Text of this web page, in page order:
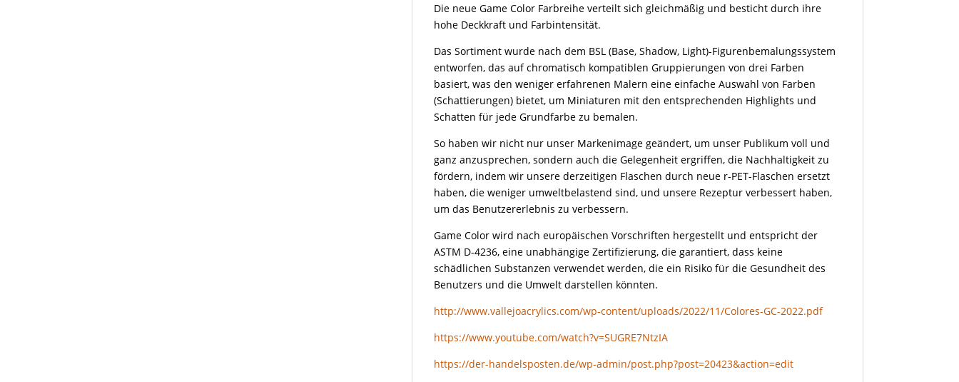
Die neue Game Color Farbreihe verteilt sich gleichmäßig und besticht durch ihre
hohe Deckkraft und Farbintensität.
Das Sortiment wurde nach dem BSL (Base, Shadow, Light)-Figurenbemalungssystem
entworfen, das auf chromatisch kompatiblen Gruppierungen von drei Farben
basiert, was den weniger erfahrenen Malern eine einfache Auswahl von Farben
(Schattierungen) bietet, um Miniaturen mit den entsprechenden Highlights und
Schatten für jede Grundfarbe zu bemalen.
So haben wir nicht nur unser Markenimage geändert, um unser Publikum voll und
ganz anzusprechen, sondern auch die Gelegenheit ergriffen, die Nachhaltigkeit zu
fördern, indem wir unsere derzeitigen Flaschen durch neue r-PET-Flaschen ersetzt
haben, die weniger umweltbelastend sind, und unsere Rezeptur verbessert haben,
um das Benutzererlebnis zu verbessern.
Game Color wird nach europäischen Vorschriften hergestellt und entspricht der
ASTM D-4236, eine unabhängige Zertifizierung, die garantiert, dass keine
schädlichen Substanzen verwendet werden, die ein Risiko für die Gesundheit des
Benutzers und die Umwelt darstellen könnten.
http://www.vallejoacrylics.com/wp-content/uploads/2022/11/Colores-GC-2022.pdf
https://www.youtube.com/watch?v=SUGRE7NtzIA
https://der-handelsposten.de/wp-admin/post.php?post=20423&action=edit